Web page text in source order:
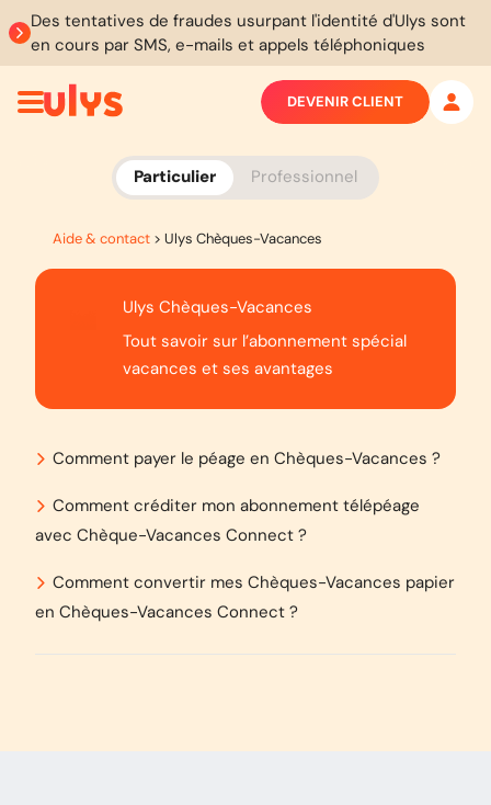
Des tentatives de fraudes usurpant l'identité d'Ulys sont
en cours par SMS, e-mails et appels téléphoniques
Particulier Professionnel
DEVENIR CLIENT
Aide & contact > Ulys Chèques-Vacances
Ulys Chèques-Vacances
Tout savoir sur l’abonnement spécial
vacances et ses avantages
Comment payer le péage en Chèques-Vacances ?
Comment créditer mon abonnement télépéage
avec Chèque-Vacances Connect ?
Comment convertir mes Chèques-Vacances papier
en Chèques-Vacances Connect ?